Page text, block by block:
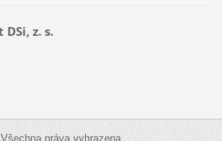
z. s.
práva vyhrazena.